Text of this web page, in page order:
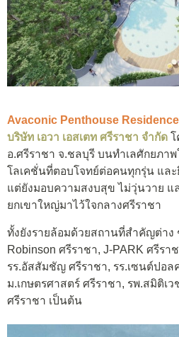
Avaconic Penthouse
บริษัท เอวา เอสเตท ศรีราชา จำกัด โ
อ.ศรีราชา จ.ชลบุรี บนทำเลศักยภาพ
โลเคชั่นที่ตอบโจทย์ต่อคนทุกรุ่น และ
แต่ยังมอบความสงบสุข ไม่วุ่นวาย แ
ยกเขาใหญ่มาไว้ใจกลางศรีราชา
ทั้งยังรายล้อมด้วยสถานที่สำคัญต่าง
Robinson ศรีราชา, J-PARK ศรีรา
รร.อัสสัมชัญ ศรีราชา, รร.เซนต์ปอ
ม.เกษตรศาสตร์ ศรีราชา, รพ.สมิติเ
ศรีราชา เป็นต้น